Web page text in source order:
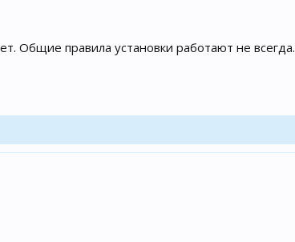
Общие правила установки работают не всегда.